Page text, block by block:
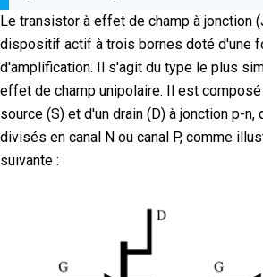
Le transistor à effet de champ à jonction
dispositif actif à trois bornes doté d'une
d'amplification. Il s'agit du type le plus
effet de champ unipolaire. Il est composé
source (S) et d'un drain (D) à jonction p-n,
divisés en canal N ou canal P, comme
suivante :